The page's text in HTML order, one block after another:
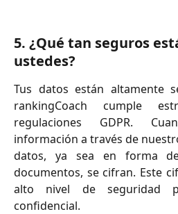
5. ¿Qué tan seguros
ustedes?
Tus datos están altamente
rankingCoach cumple
regulaciones GDPR.
información a través de
datos, ya sea en forma
documentos, se cifran. Este
alto nivel de seguridad
confidencial.